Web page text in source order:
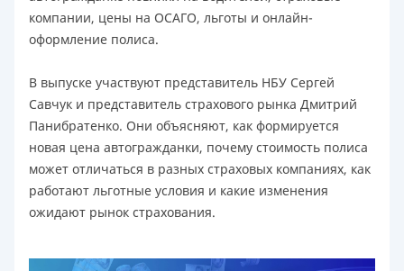
компании, цены на ОСАГО, льготы и онлайн-
оформление полиса.
В выпуске участвуют представитель НБУ Сергей
Савчук и представитель страхового рынка Дмитрий
Панибратенко. Они объясняют, как формируется
новая цена автогражданки, почему стоимость полиса
может отличаться в разных страховых компаниях, как
работают льготные условия и какие изменения
ожидают рынок страхования.